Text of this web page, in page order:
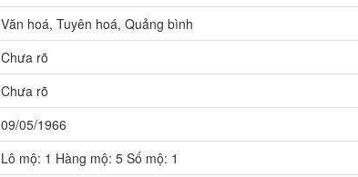
Văn hoá, Tuyên hoá, Quảng bình
Chưa rõ
Chưa rõ
09/05/1966
Lô mộ: 1 Hàng mộ: 5 Số mộ: 1